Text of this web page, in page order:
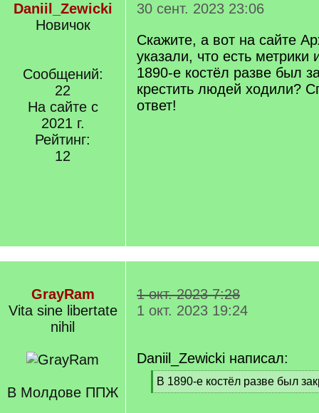
Daniil_Zewicki
Новичок
Сообщений:
22
На сайте с
2021 г.
Рейтинг:
12
30 сент. 2023 23:06
Скажите, а вот на сайте
указали, что есть
1890-е костёл разве был
крестить людей ходили?
ответ!
GrayRam
Vita sine libertate
nihil
В Молдове ППЖ
1 окт. 2023 7:28
1 окт. 2023 19:24
Daniil_Zewicki написал:
[
q
В 1890-е костёл разве был
[